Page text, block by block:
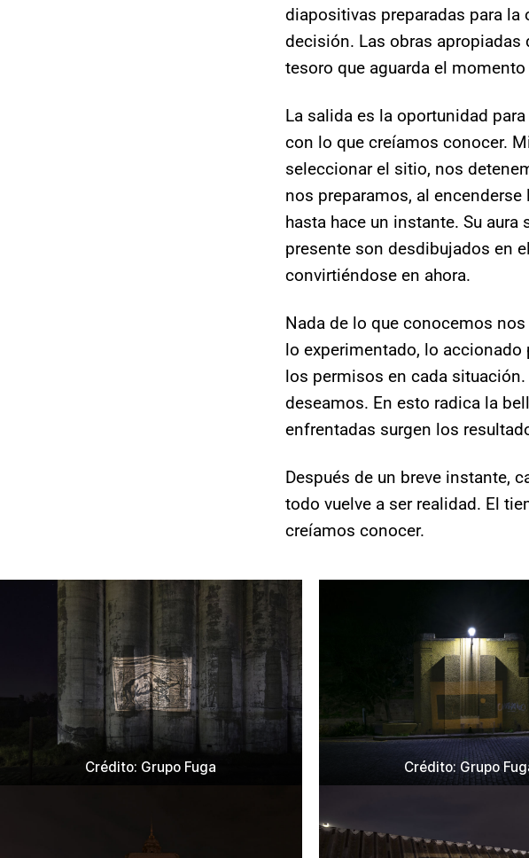
diapositivas preparadas para la
decisión. Las obras
tesoro que aguarda el
La salida es la oportunidad
con lo que creíamos conocer.
seleccionar el sitio, nos
nos preparamos, al
hasta hace un instante. Su
presente son desdibujados en
convirtiéndose en ahora.
Nada de lo que conocemos
lo experimentado, lo
los permisos en cada
deseamos. En esto radica la
enfrentadas surgen los
Después de un breve instante,
todo vuelve a ser realidad. El
creíamos conocer.
Crédito: Grupo Fuga Crédito: Grupo